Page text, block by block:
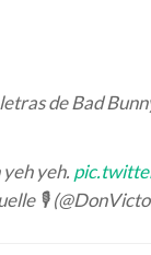
de Bad
yeh yeh.
🎙